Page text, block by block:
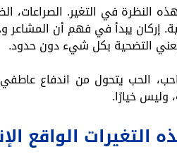
هذه النظرة في التغير.
إركان يبدأ في فهم أن المشاعر
التضحية بكل شيء دون حدود.
الحب يتحول من اندفاع عاطفي
وليس خيارًا.
الواقع